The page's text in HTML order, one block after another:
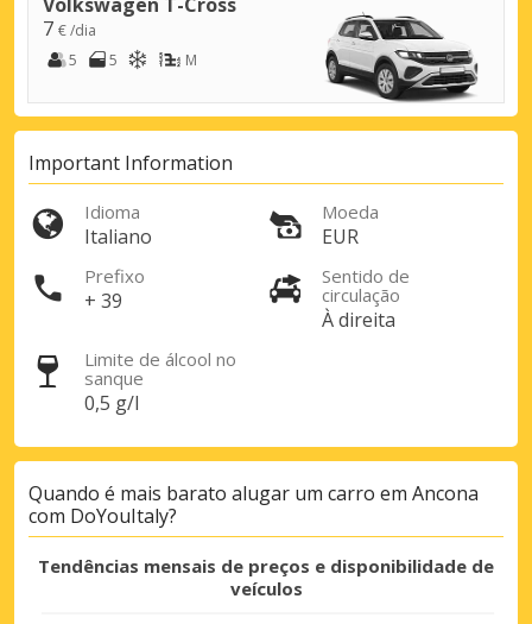
Descontos especiais
Aceda a ofertas exclusivas dos nossos
fornecedores
Iniciar sessão com eLink
7 € /dia
5
5 M
Important Information
Idioma
Italiano
Moeda
EUR
Prefixo
+ 39
Sentido de
circulação
À direita
Limite de álcool no
sanque
0,5 g/l
Quando é mais barato alugar um carro em Ancona
com DoYouItaly?
Tendências mensais de preços e disponibilidade de
veículos